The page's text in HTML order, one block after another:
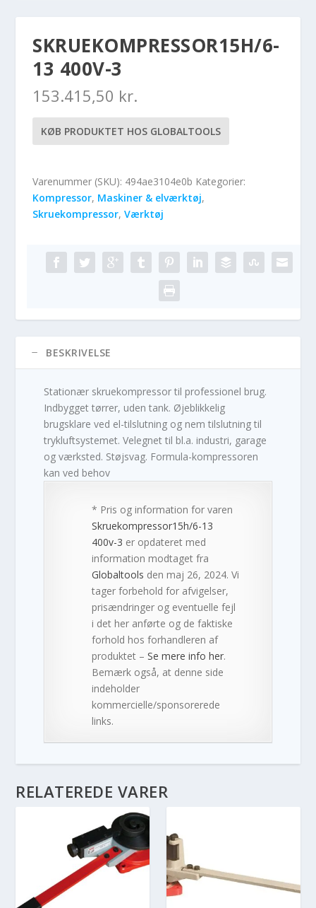
SKRUEKOMPRESSOR15H/6-
13 400V-3
153.415,50 kr.
KØB PRODUKTET HOS GLOBALTOOLS
Varenummer (SKU): 494ae3104e0b Kategorier:
Kompressor, Maskiner & elværktøj,
Skruekompressor,Værktøj
BESKRIVELSE
Stationær skruekompressor til professionel brug.
Indbygget tørrer, uden tank. Øjeblikkelig
brugsklare ved el-tilslutning og nem tilslutning til
trykluftsystemet. Velegnet til bl.a. industri, garage
og værksted. Støjsvag. Formula-kompressoren
kan ved behov
* Pris og information for varen
Skruekompressor15h/6-13
400v-3 er opdateret med
information modtaget fra
Globaltools den maj 26, 2024. Vi
tager forbehold for afvigelser,
prisændringer og eventuelle fejl
i det her anførte og de faktiske
forhold hos forhandleren af
produktet –Se mere info her.
Bemærk også, at denne side
indeholder
kommercielle/sponsorerede
links.
RELATEREDE VARER